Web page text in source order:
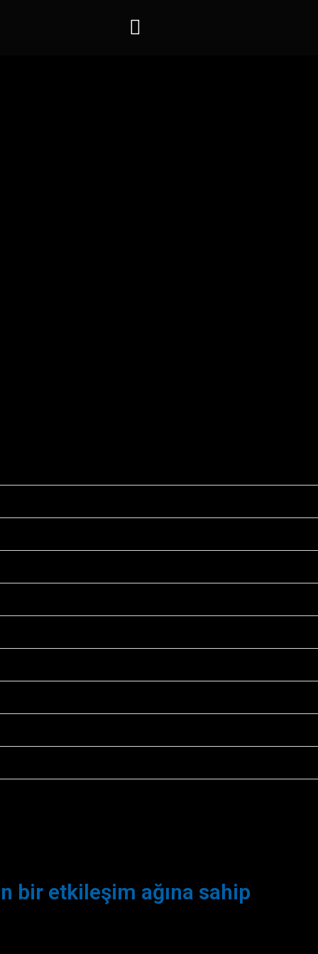
bir etkileşim ağına sahip